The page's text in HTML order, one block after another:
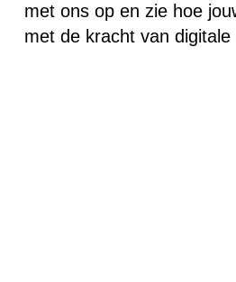
met ons op en zie hoe
met de kracht van digitale